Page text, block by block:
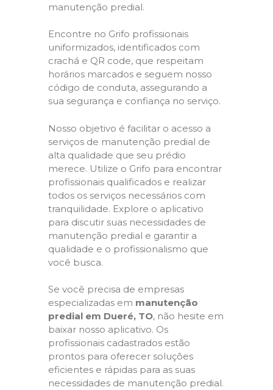
manutenção predial.
Encontre no Grifo profissionais
uniformizados, identificados com
crachá e QR code, que respeitam
horários marcados e seguem nosso
código de conduta, assegurando a
sua segurança e confiança no serviço.
Nosso objetivo é facilitar o acesso a
serviços de manutenção predial de
alta qualidade que seu prédio
merece. Utilize o Grifo para encontrar
profissionais qualificados e realizar
todos os serviços necessários com
tranquilidade. Explore o aplicativo
para discutir suas necessidades de
manutenção predial e garantir a
qualidade e o profissionalismo que
você busca.
Se você precisa de empresas
especializadas em manutenção
predial em Dueré, TO, não hesite em
baixar nosso aplicativo. Os
profissionais cadastrados estão
prontos para oferecer soluções
eficientes e rápidas para as suas
necessidades de manutenção predial.